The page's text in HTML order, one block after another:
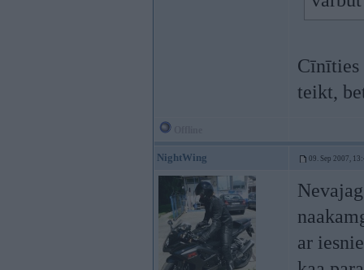
Cīnīties
teikt,
NightWing 09. Sep 2007,
ar